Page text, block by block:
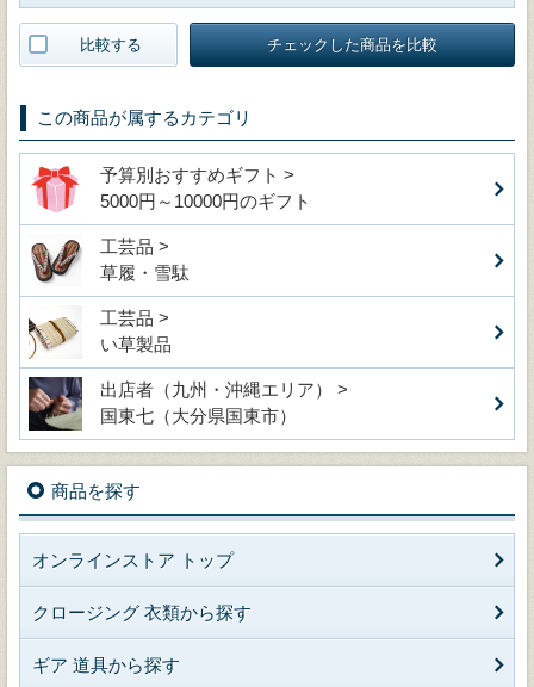
比較する チェックした商品を比較
この商品が属するカテゴリ
予算別おすすめギフト >
5000円～10000円のギフト
工芸品 >
草履・雪駄
工芸品 >
い草製品
出店者（九州・沖縄エリア） >
国東七（大分県国東市）
商品を探す
オンラインストア トップ
クロージング 衣類から探す
ギア 道具から探す